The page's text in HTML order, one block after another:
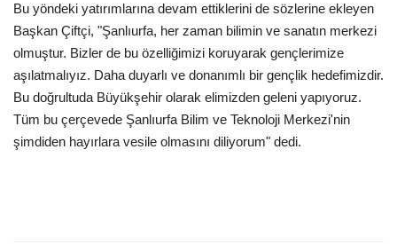
Bu yöndeki yatırımlarına devam ettiklerini de sözlerine ekleyen
Başkan Çiftçi, "Şanlıurfa, her zaman bilimin ve sanatın merkezi
olmuştur. Bizler de bu özelliğimizi koruyarak gençlerimize
aşılatmalıyız. Daha duyarlı ve donanımlı bir gençlik hedefimizdir.
Bu doğrultuda Büyükşehir olarak elimizden geleni yapıyoruz.
Tüm bu çerçevede Şanlıurfa Bilim ve Teknoloji Merkezi'nin
şimdiden hayırlara vesile olmasını diliyorum" dedi.